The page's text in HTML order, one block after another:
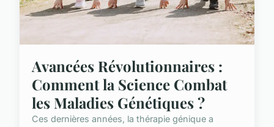
Avancées Révolutionnaires :
Comment la Science Combat
les Maladies Génétiques ?
Ces dernières années, la thérapie génique a